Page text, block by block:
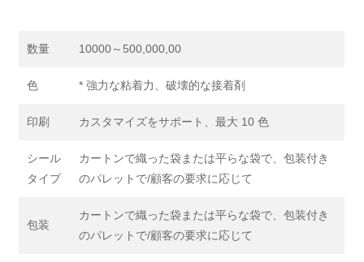
数量 10000～500,000,00
色 * 強力な粘着力、破壊的な接着剤
印刷 カスタマイズをサポート、最大 10 色
シール
タイプ
カートンで織った袋または平らな袋で、包装付き
のパレットで/顧客の要求に応じて
包装
カートンで織った袋または平らな袋で、包装付き
のパレットで/顧客の要求に応じて